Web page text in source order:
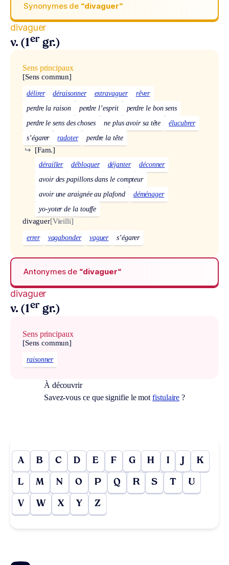
Synonymes de “divaguer“
divaguer
v. (1er gr.)
Sens principaux
[Sens commun]
délirer déraisonner extravaguer
rêver
perdre la raison
perdre l’esprit
perdre le bon sens
perdre le sens des choses
ne plus avoir sa tête
élucubrer
s’égarer
radoter perdre la tête
[Fam.]
↪
dérailler débloquer déjanter
déconner
avoir des papillons dans le compteur
avoir une araignée au plafond
déménager
yo-yoter de la touffe
divaguer[Vieilli]
errer vagabonder vaguer s’égarer
Antonymes de “divaguer“
divaguer
v. (1er gr.)
Sens principaux
[Sens commun]
raisonner
À découvrir
Savez-vous ce que signifie le motfistulaire ?
A B C D E F G H I J K
L M N O P Q R S T U
V W X Y Z